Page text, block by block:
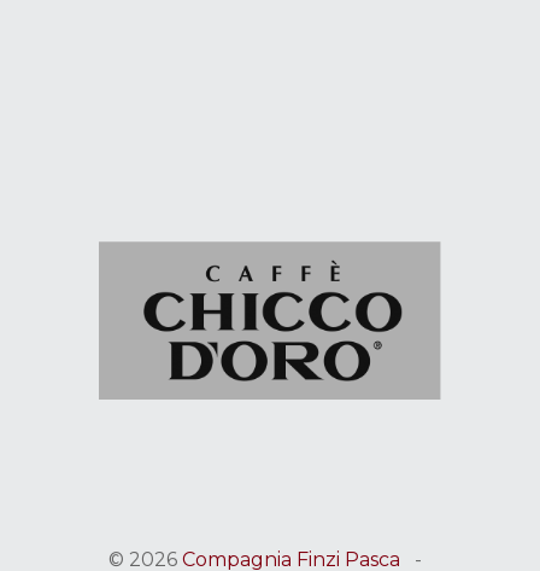
© 2026 Compagnia Finzi Pasca -